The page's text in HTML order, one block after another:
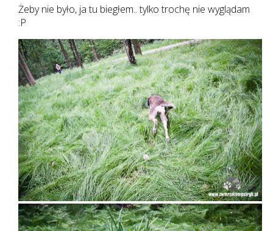
Żeby nie było, ja tu biegłem.. tylko trochę nie wyglądam
:P